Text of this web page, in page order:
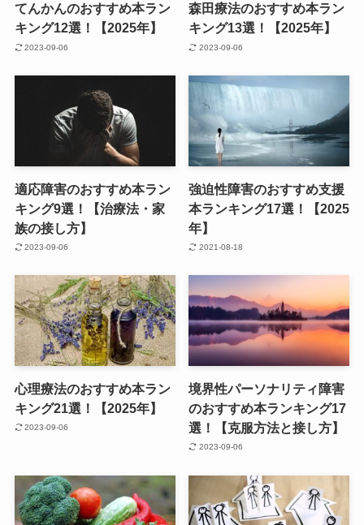
てんかんのおすすめ本ラン
キング12選！【2025年】
2023-09-06
森田療法のおすすめ本ラン
キング13選！【2025年】
2023-09-06
適応障害のおすすめ本ラン
キング9選！【治療法・家
族の接し方】
2023-09-06
強迫性障害のおすすめ支援
本ランキング17選！【2025
年】
2021-08-18
心理療法のおすすめ本ラン
キング21選！【2025年】
2023-09-06
境界性パーソナリティ障害
のおすすめ本ランキング17
選！【克服方法と接し方】
2023-09-06